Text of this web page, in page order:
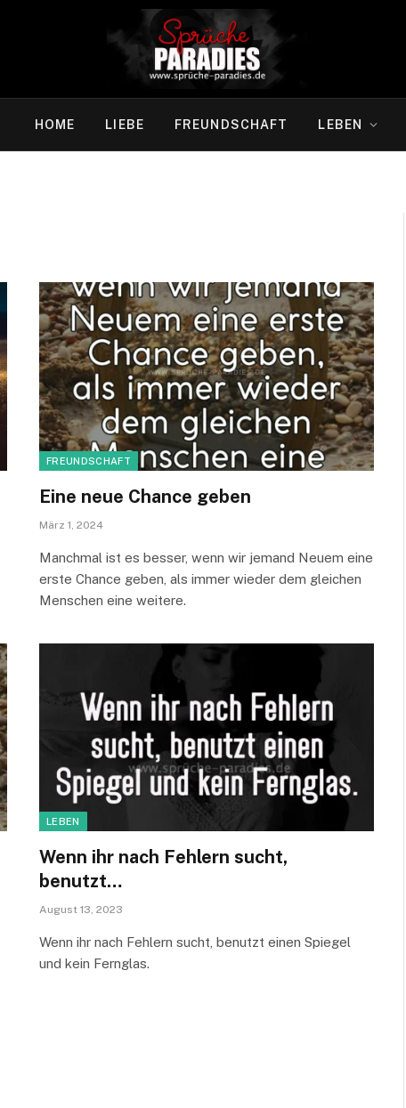
HOME LIEBE FREUNDSCHAFT LEBEN
FREUNDSCHAFT
Eine neue Chance geben
März 1, 2024
Manchmal ist es besser, wenn wir jemand Neuem eine
erste Chance geben, als immer wieder dem gleichen
Menschen eine weitere.
LEBEN
Wenn ihr nach Fehlern sucht,
benutzt…
August 13, 2023
Wenn ihr nach Fehlern sucht, benutzt einen Spiegel
und kein Fernglas.